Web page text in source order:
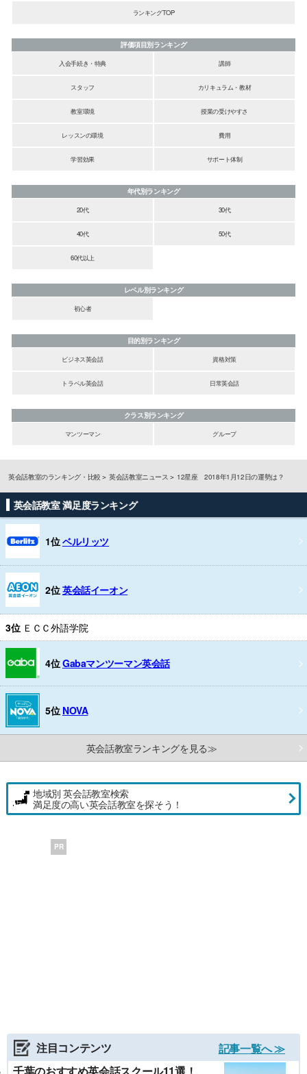
ランキングTOP
評価項目別ランキング
入会手続き・特典
講師
スタッフ カリキュラム・教材
教室環境 授業の受けやすさ
レッスンの環境 費用
学習効果 サポート体制
年代別ランキング
20代
30代
40代 50代
60代以上
レベル別ランキング
初心者
目的別ランキング
ビジネス英会話
資格対策
トラベル英会話 日常英会話
クラス別ランキング
マンツーマン
グループ
英会話教室のランキング・比較 英会話教室ニュース 12星座 2018年1月12日の運勢は？
英会話教室 満足度ランキング
1位ベルリッツ
2位英会話イーオン
3位 ＥＣＣ外語学院
4位Gabaマンツーマン英会話
5位 NOVA
英会話教室ランキングを見る≫
地域別 英会話教室検索
満足度の高い英会話教室を探そう！
PR
注目コンテンツ
記事一覧へ ≫
千葉のおすすめ英会話スクール11選！